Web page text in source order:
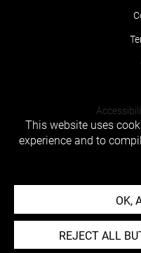
This website uses
experience and to
OK,
REJECT ALL